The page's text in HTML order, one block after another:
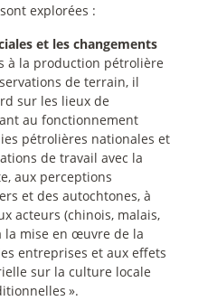
explorées :
et les changements
à la production pétrolière
de terrain, il
sur les lieux de
au fonctionnement
pétrolières nationales et
de travail avec la
aux perceptions
et des autochtones, à
acteurs (chinois, malais,
la mise en œuvre de la
entreprises et aux effets
sur la culture locale
».